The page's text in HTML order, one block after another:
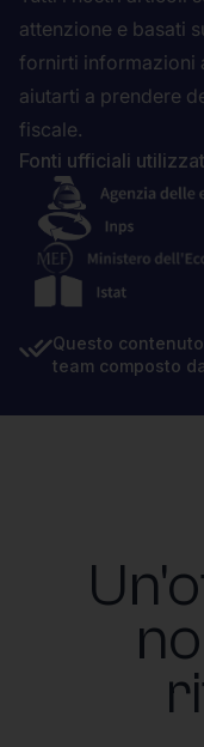
attenzione e basati
fornirti informazioni
aiutarti a prendere
fiscale.
Fonti ufficiali
Questo
team composto